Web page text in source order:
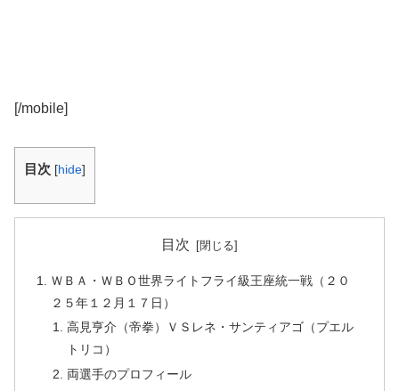
[/mobile]
目次 [hide]
目次
ＷＢＡ・ＷＢＯ世界ライトフライ級王座統一戦（２０
２５年１２月１７日）
高見亨介（帝拳）ＶＳレネ・サンティアゴ（プエル
トリコ）
両選手のプロフィール